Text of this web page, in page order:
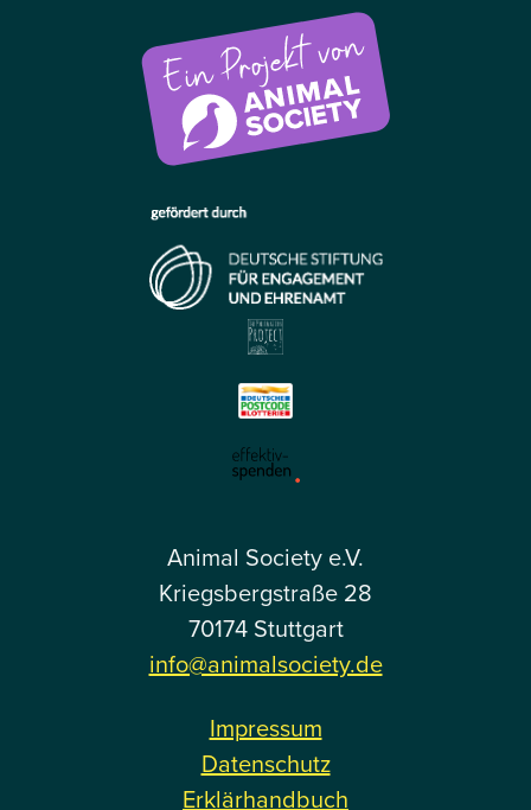
Animal Society e.V.
Kriegsbergstraße 28
70174 Stuttgart
info@animalsociety.de
Impressum
Datenschutz
Erklärhandbuch